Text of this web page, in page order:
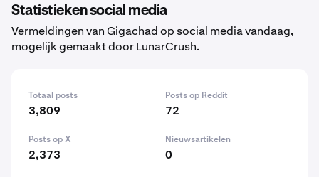
Statistieken social media
Vermeldingen van Gigachad op social media vandaag,
mogelijk gemaakt door LunarCrush.
Totaal posts
3,809
Posts op Reddit
72
Posts op X
2,373
Nieuwsartikelen
0